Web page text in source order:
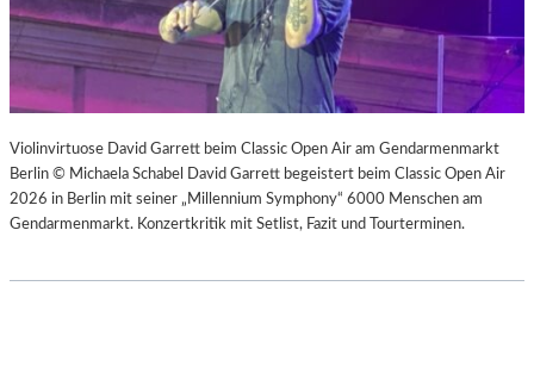
Violinvirtuose David Garrett beim Classic Open Air am Gendarmenmarkt
Berlin © Michaela Schabel David Garrett begeistert beim Classic Open Air
2026 in Berlin mit seiner „Millennium Symphony“ 6000 Menschen am
Gendarmenmarkt. Konzertkritik mit Setlist, Fazit und Tourterminen.